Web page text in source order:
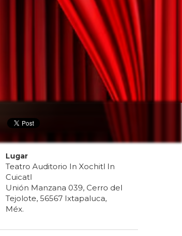
Lugar
Teatro Auditorio In Xochitl In
Cuicatl
Unión Manzana 039, Cerro del
Tejolote, 56567 Ixtapaluca,
Méx.